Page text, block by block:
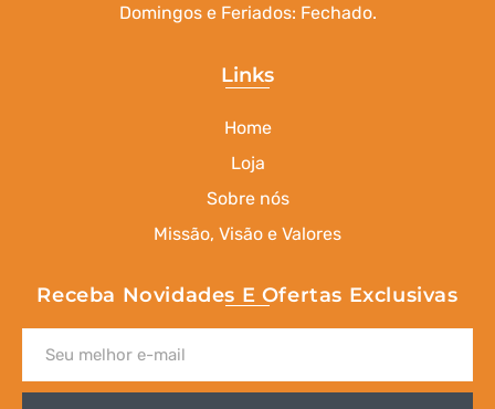
Domingos e Feriados: Fechado.
Links
Home
Loja
Sobre nós
Missão, Visão e Valores
Receba Novidades E Ofertas Exclusivas